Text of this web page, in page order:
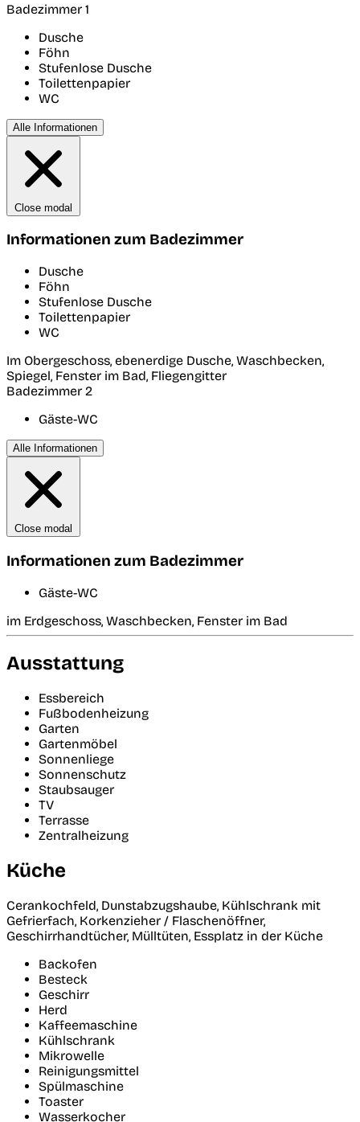
Badezimmer 1
Dusche
Föhn
Stufenlose Dusche
Toilettenpapier
WC
Alle Informationen
Close modal
Informationen zum Badezimmer
Dusche
Föhn
Stufenlose Dusche
Toilettenpapier
WC
Im Obergeschoss, ebenerdige Dusche, Waschbecken,
Spiegel, Fenster im Bad, Fliegengitter
Badezimmer 2
Gäste-WC
Alle Informationen
Close modal
Informationen zum Badezimmer
Gäste-WC
im Erdgeschoss, Waschbecken, Fenster im Bad
Ausstattung
Essbereich
Fußbodenheizung
Garten
Gartenmöbel
Sonnenliege
Sonnenschutz
Staubsauger
TV
Terrasse
Zentralheizung
Küche
Cerankochfeld, Dunstabzugshaube, Kühlschrank mit
Gefrierfach, Korkenzieher / Flaschenöffner,
Geschirrhandtücher, Mülltüten, Essplatz in der Küche
Backofen
Besteck
Geschirr
Herd
Kaffeemaschine
Kühlschrank
Mikrowelle
Reinigungsmittel
Spülmaschine
Toaster
Wasserkocher